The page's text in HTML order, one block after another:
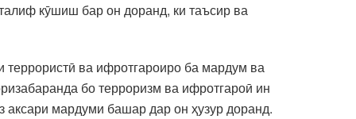
кӯшиш бар он доранд, ки таъсир ва
ва ифротгароиро ба мардум ва
бо терроризм ва ифротгароӣ ин
мардуми башар дар он ҳузур доранд.